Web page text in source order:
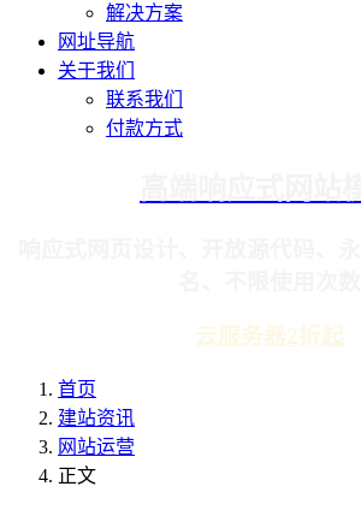
解决方案
网址导航
关于我们
联系我们
付款方式
云服务器2折起
首页
建站资讯
网站运营
正文